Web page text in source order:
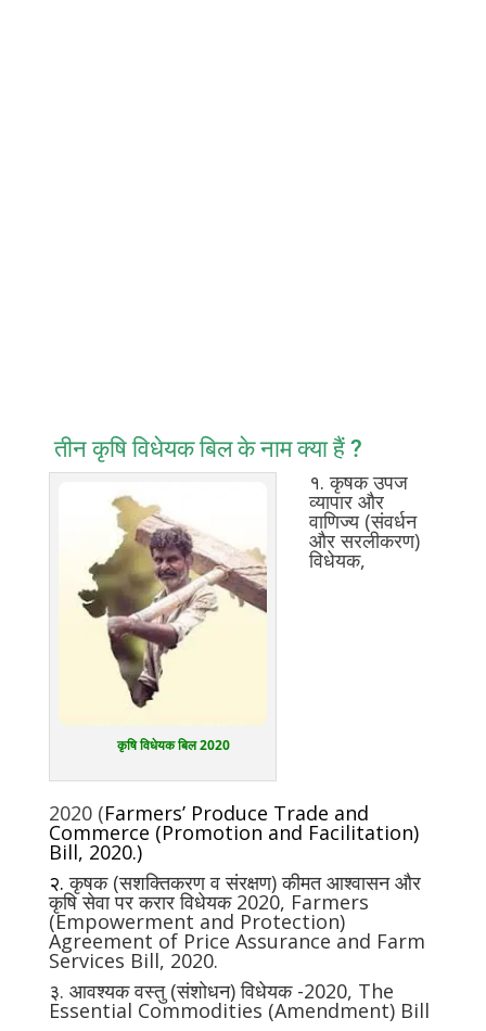
तीन कृषि विधेयक बिल के नामक्या हैं ?
कृषि विधेयक बिल 2020
१.कृषक उपज
व्‍यापार और
वाणिज्‍य (संवर्धन
और सरलीकरण)
विधेयक,
2020 (Farmers’ Produce Trade and
Commerce (Promotion and Facilitation)
Bill, 2020.)
२.कृषक (सशक्तिकरण व संरक्षण) कीमत आश्वासन और
कृषि सेवा पर करार विधेयक 2020, Farmers
(Empowerment and Protection)
Agreement of Price Assurance and Farm
Services Bill, 2020.
३. आवश्यक वस्तु (संशोधन) विधेयक -2020, The
Essential Commodities (Amendment) Bill